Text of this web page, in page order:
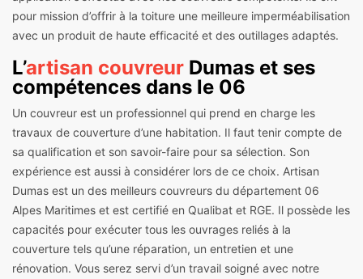
pour mission d’offrir à la toiture une meilleure imperméabilisation
avec un produit de haute efficacité et des outillages adaptés.
L’artisan couvreur Dumas et ses
compétences dans le 06
Un couvreur est un professionnel qui prend en charge les
travaux de couverture d’une habitation. Il faut tenir compte de
sa qualification et son savoir-faire pour sa sélection. Son
expérience est aussi à considérer lors de ce choix. Artisan
Dumas est un des meilleurs couvreurs du département 06
Alpes Maritimes et est certifié en Qualibat et RGE. Il possède les
capacités pour exécuter tous les ouvrages reliés à la
couverture tels qu’une réparation, un entretien et une
rénovation. Vous serez servi d’un travail soigné avec notre